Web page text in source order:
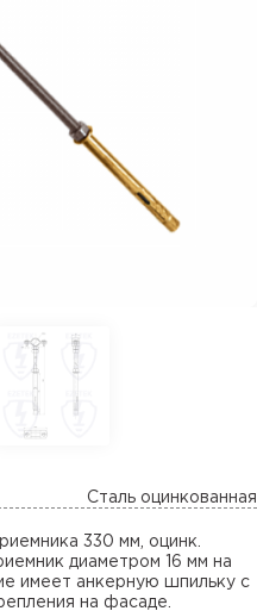
Сталь оцинкованная
330 мм, оцинк.
диаметром 16 мм на
имеет анкерную шпильку с
на фасаде.